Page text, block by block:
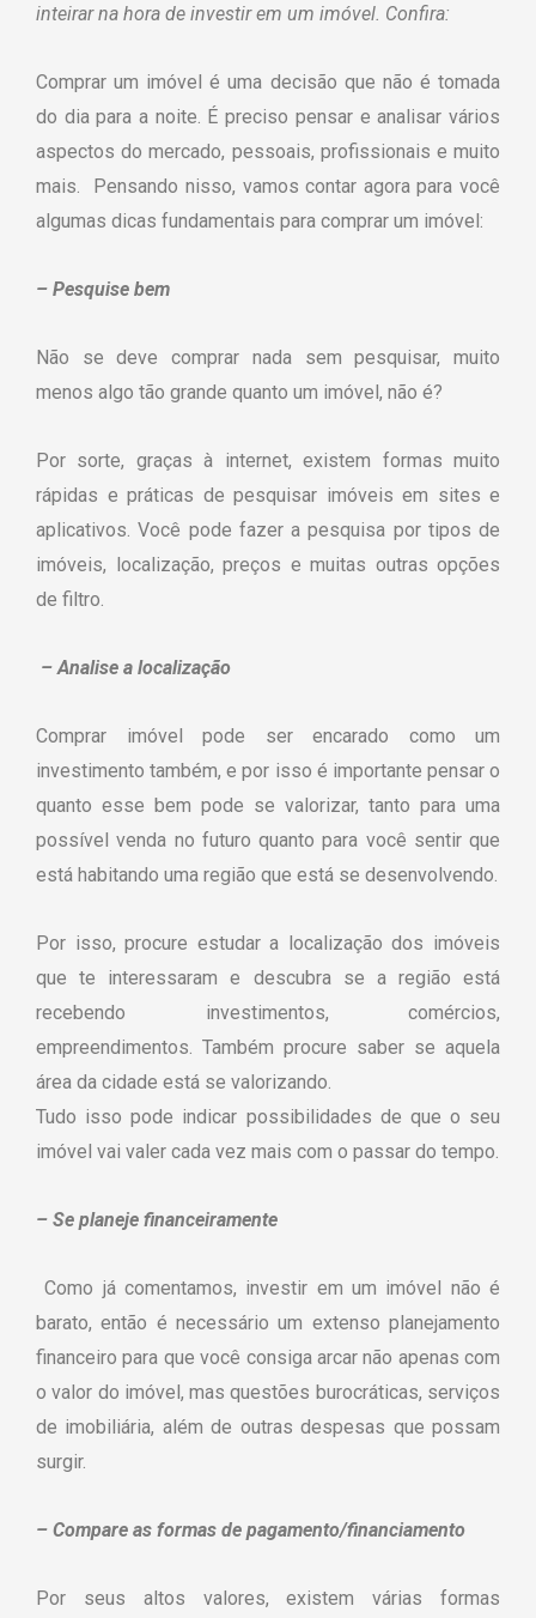
inteirar na hora de investir em um imóvel. Confira:
Comprar um imóvel é uma decisão que não é tomada
do dia para a noite. É preciso pensar e analisar vários
aspectos do mercado, pessoais, profissionais e muito
mais. Pensando nisso, vamos contar agora para você
algumas dicas fundamentais para comprar um imóvel:
– Pesquise bem
Não se deve comprar nada sem pesquisar, muito
menos algo tão grande quanto um imóvel, não é?
Por sorte, graças à internet, existem formas muito
rápidas e práticas de pesquisar imóveis em sites e
aplicativos. Você pode fazer a pesquisa por tipos de
imóveis, localização, preços e muitas outras opções
de filtro.
– Analise a localização
Comprar imóvel pode ser encarado como um
investimento também, e por isso é importante pensar o
quanto esse bem pode se valorizar, tanto para uma
possível venda no futuro quanto para você sentir que
está habitando uma região que está se desenvolvendo.
Por isso, procure estudar a localização dos imóveis
que te interessaram e descubra se a região está
recebendo investimentos, comércios,
empreendimentos. Também procure saber se aquela
área da cidade está se valorizando.
Tudo isso pode indicar possibilidades de que o seu
imóvel vai valer cada vez mais com o passar do tempo.
– Se planeje financeiramente
Como já comentamos, investir em um imóvel não é
barato, então é necessário um extenso planejamento
financeiro para que você consiga arcar não apenas com
o valor do imóvel, mas questões burocráticas, serviços
de imobiliária, além de outras despesas que possam
surgir.
– Compare as formas de pagamento/financiamento
Por seus altos valores, existem várias formas